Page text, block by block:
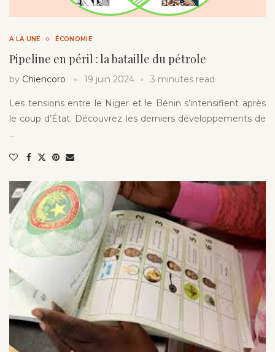
A LA UNE ÉCONOMIE
Pipeline en péril : la bataille du pétrole
by Chiencoro 19 juin 2024 3 minutes read
Les tensions entre le Niger et le Bénin s’intensifient après
le coup d’État. Découvrez les derniers développements de
…